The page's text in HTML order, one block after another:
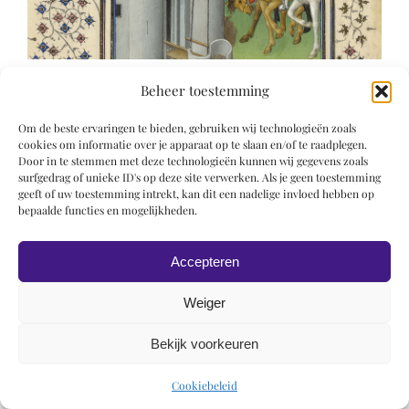
Beheer toestemming
Om de beste ervaringen te bieden, gebruiken wij technologieën zoals
cookies om informatie over je apparaat op te slaan en/of te raadplegen.
Door in te stemmen met deze technologieën kunnen wij gegevens zoals
surfgedrag of unieke ID's op deze site verwerken. Als je geen toestemming
geeft of uw toestemming intrekt, kan dit een nadelige invloed hebben op
bepaalde functies en mogelijkheden.
Accepteren
Weiger
Bekijk voorkeuren
Cookiebeleid
© 2019 Roel Wiechers | Powered byROCK Design